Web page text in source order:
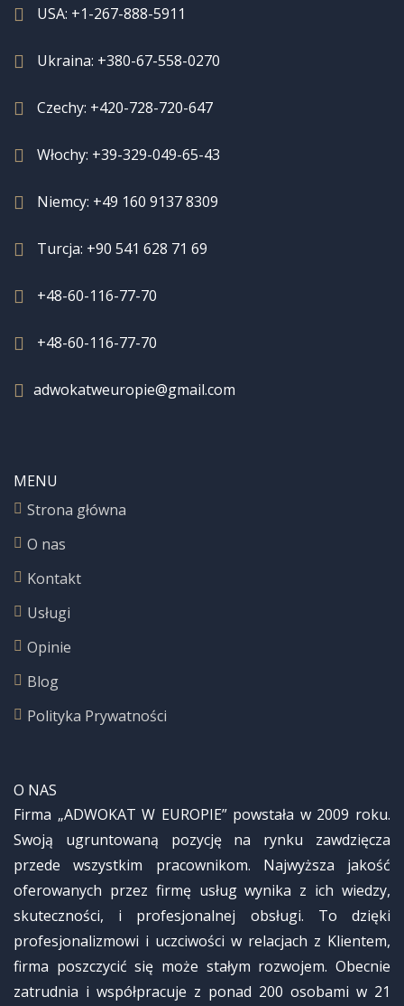
USA: +1-267-888-5911
Ukraina: +380-67-558-0270
Czechy: +420-728-720-647
Włochy: +39-329-049-65-43
Niemcy: +49 160 9137 8309
Turcja: +90 541 628 71 69
+48-60-116-77-70
+48-60-116-77-70
adwokatweuropie@gmail.com
MENU
Strona główna
O nas
Kontakt
Usługi
Opinie
Blog
Polityka Prywatności
O NAS
Firma „ADWOKAT W EUROPIE” powstała w 2009 roku.
Swoją ugruntowaną pozycję na rynku zawdzięcza
przede wszystkim pracownikom. Najwyższa jakość
oferowanych przez firmę usług wynika z ich wiedzy,
skuteczności, i profesjonalnej obsługi. To dzięki
profesjonalizmowi i uczciwości w relacjach z Klientem,
firma poszczycić się może stałym rozwojem. Obecnie
zatrudnia i współpracuje z ponad 200 osobami w 21